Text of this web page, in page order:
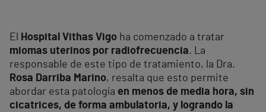
El Hospital Vithas Vigo ha comenzado a tratar
miomas uterinos por radiofrecuencia. La
responsable de este tipo de tratamiento, la Dra.
Rosa Darriba Marino, resalta que esto permite
abordar esta patología en menos de media hora, sin
cicatrices, de forma ambulatoria, y logrando la